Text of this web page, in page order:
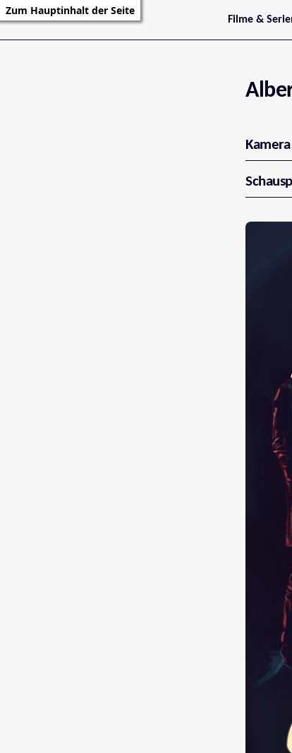
Zum Hauptinhalt der Seite
Filme &
Trailer
Serienarchiv
Kamera